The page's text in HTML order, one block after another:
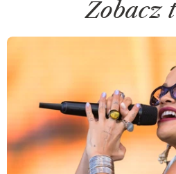
Zobacz